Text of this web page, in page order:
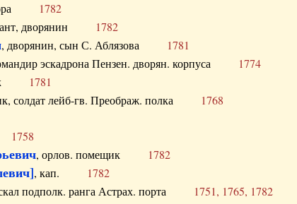
1782
дворянин 1782
, дворянин, сын С. Аблязова 1781
эскадрона Пензен. дворян. корпуса 1774
1781
солдат лейб-гв. Преображ. полка 1768
1758
, орлов. помещик 1782
, кап. 1782
подполк. ранга Астрах. порта 1751, 1765, 1782